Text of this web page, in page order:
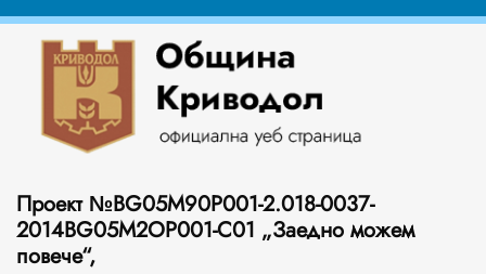
Проект №BG05M90P001-2.018-0037-
2014BG05M2OP001-C01 „Заедно можем
повече“,